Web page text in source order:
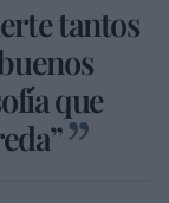
tantos
que